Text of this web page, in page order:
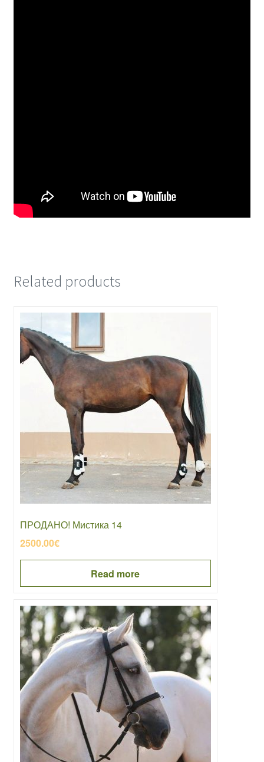
Related products
ПРОДАНО! Мистика 14
2500.00€
Read more